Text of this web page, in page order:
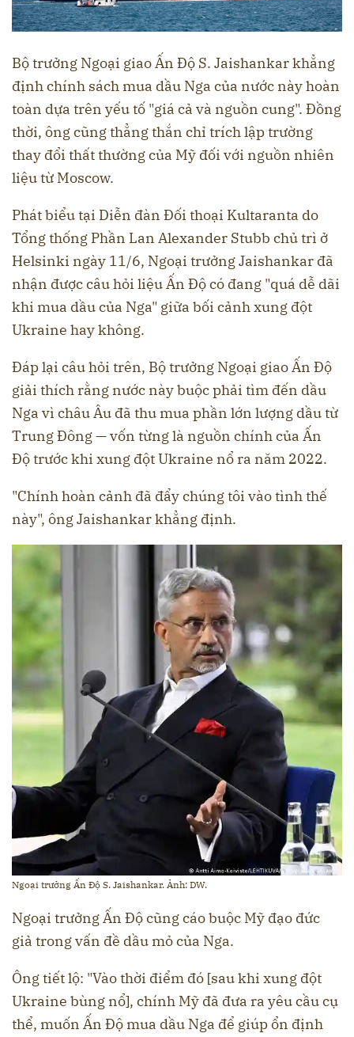
Bộ trưởng Ngoại giao Ấn Độ S. Jaishankar khẳng
định chính sách mua dầu Nga của nước này hoàn
toàn dựa trên yếu tố "giá cả và nguồn cung". Đồng
thời, ông cũng thẳng thắn chỉ trích lập trường
thay đổi thất thường của Mỹ đối với nguồn nhiên
liệu từ Moscow.
Phát biểu tại Diễn đàn Đối thoại Kultaranta do
Tổng thống Phần Lan Alexander Stubb chủ trì ở
Helsinki ngày 11/6, Ngoại trưởng Jaishankar đã
nhận được câu hỏi liệu Ấn Độ có đang "quá dễ dãi
khi mua dầu của Nga" giữa bối cảnh xung đột
Ukraine hay không.
Đáp lại câu hỏi trên, Bộ trưởng Ngoại giao Ấn Độ
giải thích rằng nước này buộc phải tìm đến dầu
Nga vì châu Âu đã thu mua phần lớn lượng dầu từ
Trung Đông — vốn từng là nguồn chính của Ấn
Độ trước khi xung đột Ukraine nổ ra năm 2022.
"Chính hoàn cảnh đã đẩy chúng tôi vào tình thế
này", ông Jaishankar khẳng định.
Ngoại trưởng Ấn Độ S. Jaishankar. Ảnh: DW.
Ngoại trưởng Ấn Độ cũng cáo buộc Mỹ đạo đức
giả trong vấn đề dầu mỏ của Nga.
Ông tiết lộ: "Vào thời điểm đó [sau khi xung đột
Ukraine bùng nổ], chính Mỹ đã đưa ra yêu cầu cụ
thể, muốn Ấn Độ mua dầu Nga để giúp ổn định